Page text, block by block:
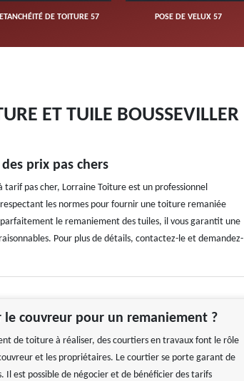
ETANCHÉITÉ DE TOITURE 57 POSE DE VELUX 57
ET TUILE BOUSSEVILLER
prix pas chers
pas cher, Lorraine Toiture est un professionnel
les normes pour fournir une toiture remaniée
le remaniement des tuiles, il vous garantit une
Pour plus de détails, contactez-le et demandez-
couvreur pour un remaniement ?
de toiture à réaliser, des courtiers en travaux font le rôle
et les propriétaires. Le courtier se porte garant de
Il est possible de négocier et de bénéficier des tarifs